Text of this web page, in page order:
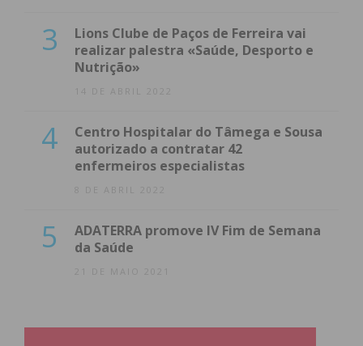
3
Lions Clube de Paços de Ferreira vai
realizar palestra «Saúde, Desporto e
Nutrição»
14 DE ABRIL 2022
4
Centro Hospitalar do Tâmega e Sousa
autorizado a contratar 42
enfermeiros especialistas
8 DE ABRIL 2022
5
ADATERRA promove IV Fim de Semana
da Saúde
21 DE MAIO 2021